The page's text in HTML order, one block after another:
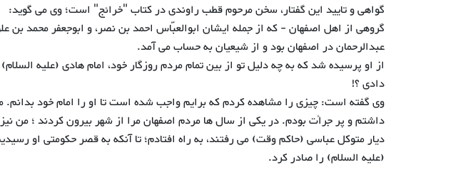
گواهی و تایید این گفتار، سخن مرحوم قطب راوندی در کتاب "خرائج" است؛ وی می گوید:
گروهی از اهل اصفهان - که از جمله ایشان ابوالعبّاس احمد بن نصر، و ابوجعفر محمد بن
عبدالرحمان در اصفهان بود و از شیعیان به حساب می آمد.
از او پرسیده شد که به چه دلیل تو از بین تمام مردم روزگار خود، امام هادی (علیه
دادی ؟!
وی گفته است: چیزی را مشاهده کردم که برایم واجب شده است تا او را امام خود بدانم.
داشتم و پر جرأت بودم. در یکی از سال ها مردم اصفهان مرا از شهر بیرون کردند ؛ من
دیار متوکل عباسی (حاکم وقت) می رفتند، به راه افتادم؛ تا آنکه به قصر حکومتی او
(علیه السلام) را صادر کرد.